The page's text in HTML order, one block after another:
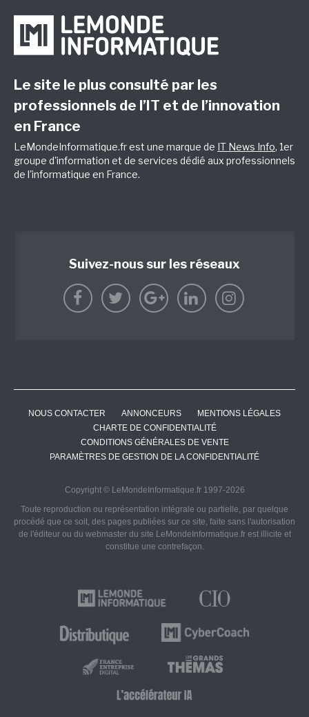
Le site le plus consulté par les
professionnels de l’IT et de l’innovation
en France
LeMondeInformatique.fr est une marque de IT News Info, 1er
groupe d'information et de services dédié aux professionnels
de l'informatique en France.
Suivez-nous sur les réseaux
NOUS CONTACTER ANNONCEURS
MENTIONS LÉGALES
CHARTE DE CONFIDENTIALITÉ
CONDITIONS GÉNÉRALES DE VENTE
PARAMÈTRES DE GESTION DE LA CONFIDENTIALITÉ
Copyright © LeMondeInformatique.fr 1997-2026
Toute reproduction ou représentation intégrale ou partielle, par quelque
procédé que ce soit, des pages publiées sur ce site, faite sans l'autorisation
de l'éditeur ou du webmaster du site LeMondeInformatique.fr est illicite et
constitue une contrefaçon.